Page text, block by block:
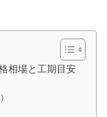
相場と工期目安